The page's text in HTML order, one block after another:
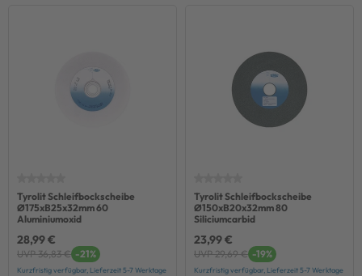
Tyrolit Schleifbockscheibe
Ø175xB25x32mm 60
Aluminiumoxid
28,99 €
UVP 36,83 € -21%
Kurzfristig verfügbar, Lieferzeit 5-7 Werktage
Tyrolit Schleifbockscheibe
Ø150xB20x32mm 80
Siliciumcarbid
23,99 €
UVP 29,69 € -19%
Kurzfristig verfügbar, Lieferzeit 5-7 Werktage